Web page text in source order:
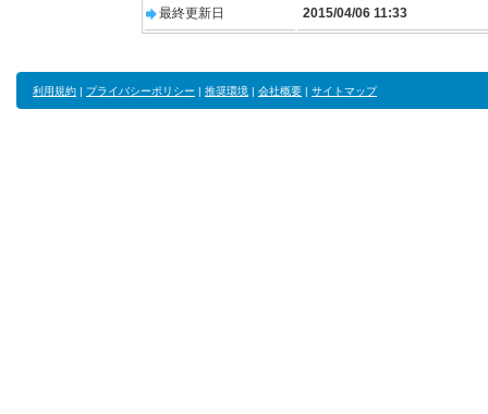
最終更新日 2015/04/06 11:33
利用規約 | プライバシーポリシー | 推奨環境 | 会社概要 | サイトマップ